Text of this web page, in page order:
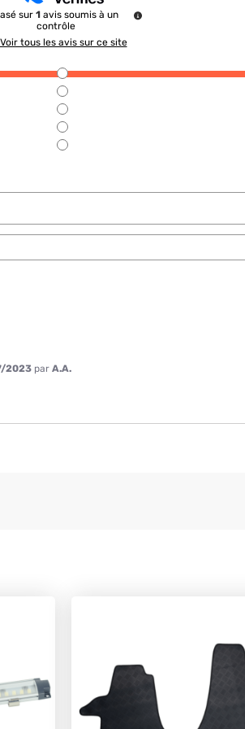
sur 1 avis soumis à un
contrôle
Voir tous les avis sur ce site
2023 par A.A.